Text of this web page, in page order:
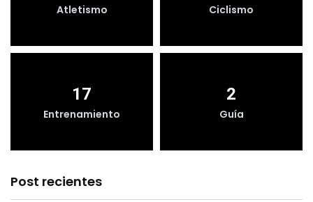
Atletismo Ciclismo
17
Entrenamiento
2
Guía
Post recientes